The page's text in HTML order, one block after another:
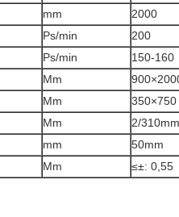
mm
2000
Ps/min
200
Ps/min
150-160
Mm
Mm
350×750
Mm
2/310mm
mm
50mm
Mm ≤±: 0,55